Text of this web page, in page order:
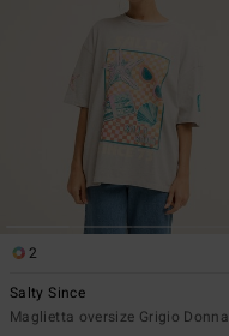
2
Salty Since
Maglietta oversize Grigio Donna